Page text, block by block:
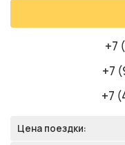
+7
+7
+7
Цена поездки: